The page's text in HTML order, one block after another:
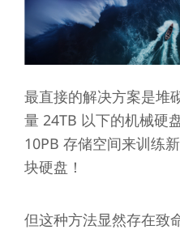
最直接的解决方案是堆
量 24TB 以下的机械硬
10PB 存储空间来训练
块硬盘！
但这种方法显然存在致